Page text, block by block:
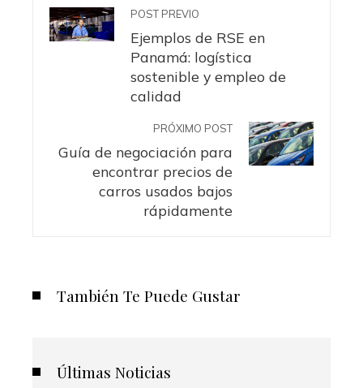
POST PREVIO
Ejemplos de RSE en
Panamá: logística
sostenible y empleo de
calidad
PRÓXIMO POST
Guía de negociación para
encontrar precios de
carros usados bajos
rápidamente
También Te Puede Gustar
Últimas Noticias